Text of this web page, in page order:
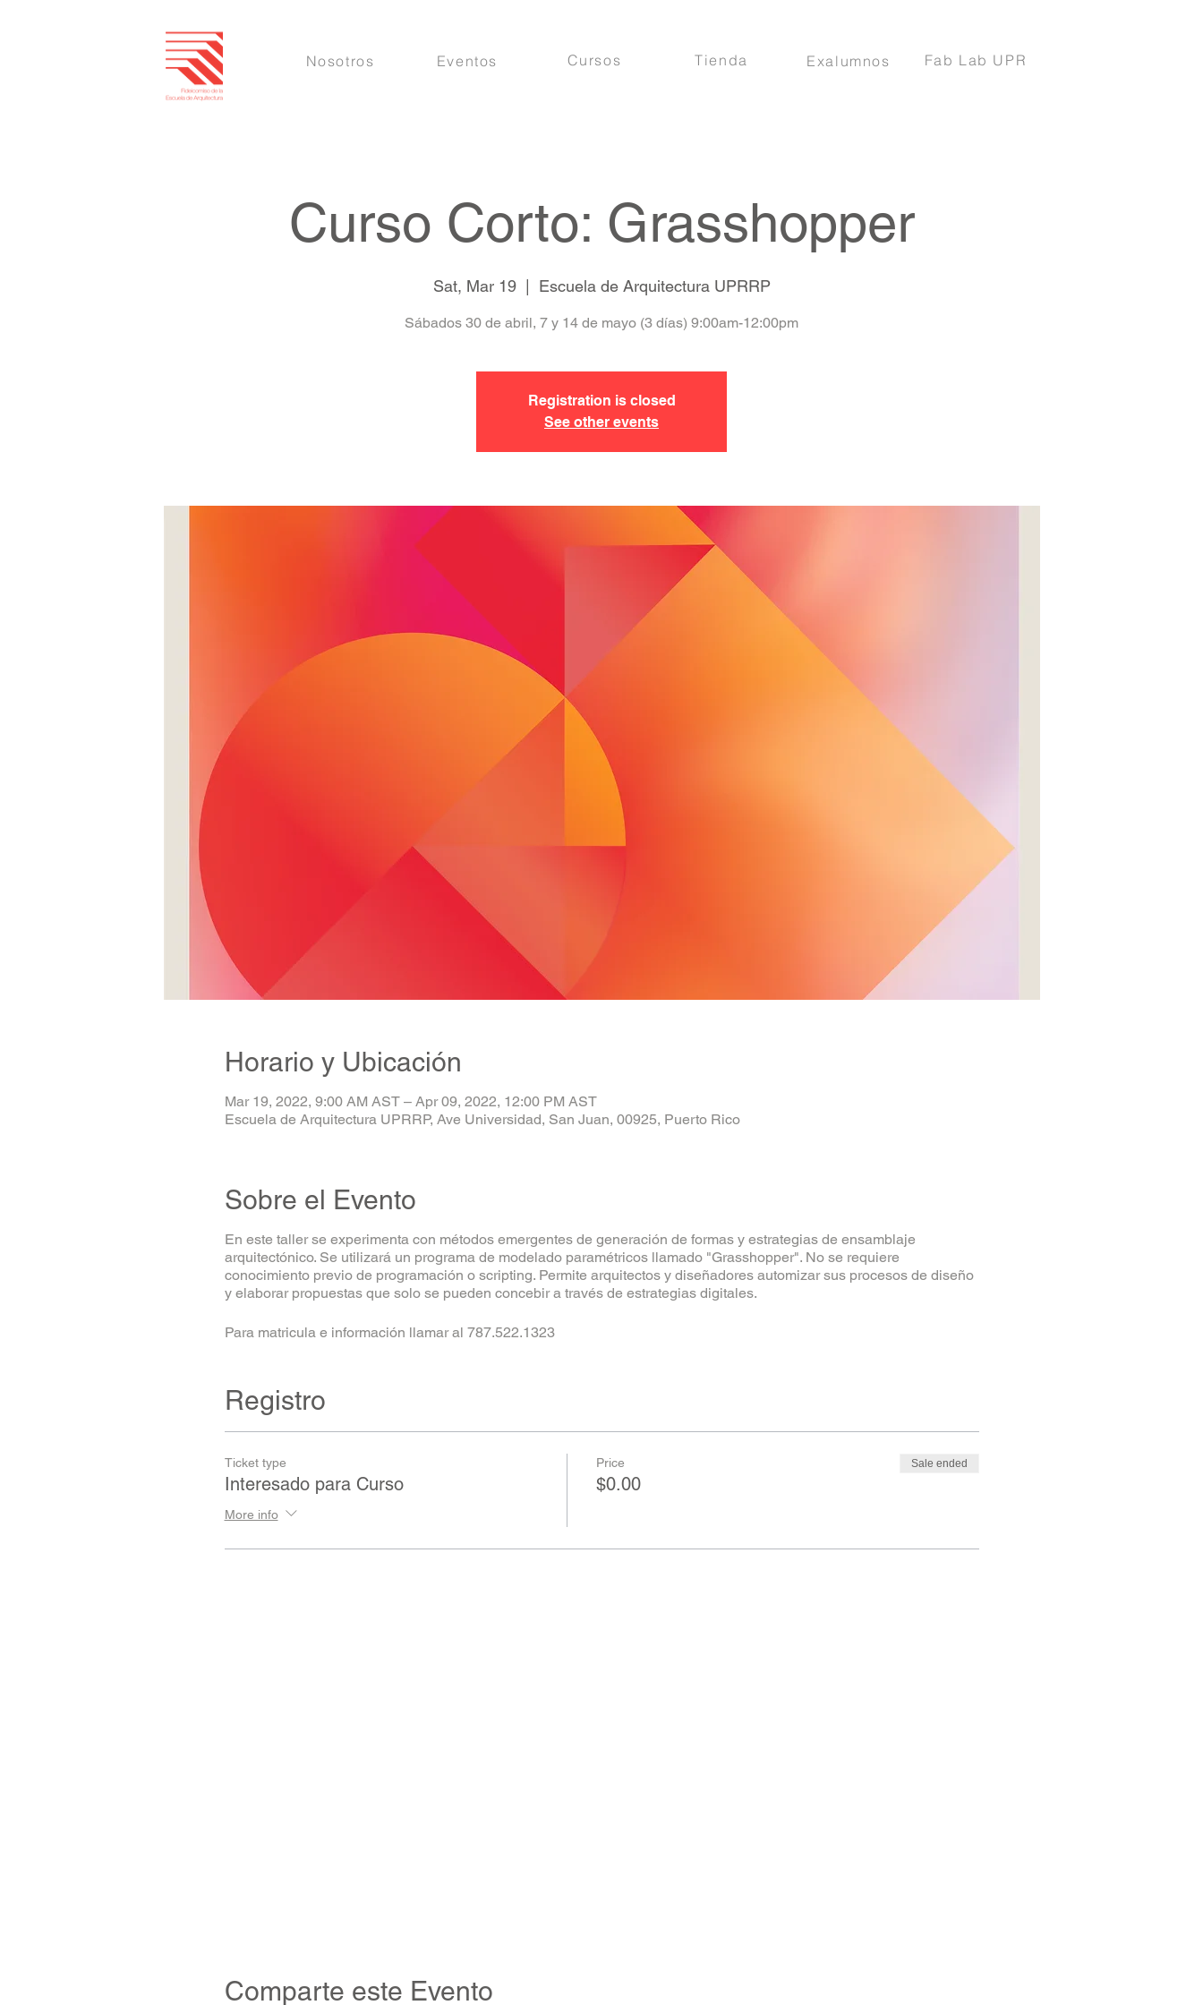
Nosotros Eventos Cursos Tienda Exalumnos Fab Lab UPR
Curso Corto: Grasshopper
Sat, Mar 19
  |
Escuela de Arquitectura UPRRP
Sábados 30 de abril, 7 y 14 de mayo (3 días) 9:00am-12:00pm
Registration is closed
See other events
Horario y Ubicación
Mar 19, 2022, 9:00 AM AST – Apr 09, 2022, 12:00 PM AST
Escuela de Arquitectura UPRRP, Ave Universidad, San Juan, 00925, Puerto Rico
Sobre el Evento
En este taller se experimenta con métodos emergentes de generación de formas y estrategias de ensamblaje
arquitectónico. Se utilizará un programa de modelado paramétricos llamado "Grasshopper". No se requiere
conocimiento previo de programación o scripting. Permite arquitectos y diseñadores automizar sus procesos de diseño
y elaborar propuestas que solo se pueden concebir a través de estrategias digitales.
Para matricula e información llamar al 787.522.1323
Registro
Ticket type
Interesado para Curso
More info
Price
$0.00
Sale ended
Comparte este Evento